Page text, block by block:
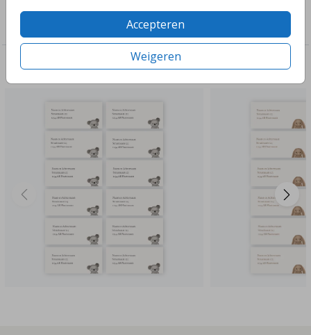
Accepteren
Weigeren
Adresstickers in stijl met je geboortekaartje
Deze ontwerpen vind je misschien ook leuk